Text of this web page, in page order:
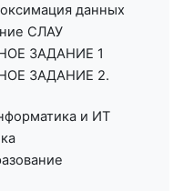
данных
СЛАУ
ЗАДАНИЕ 1
ЗАДАНИЕ 2.
и ИТ